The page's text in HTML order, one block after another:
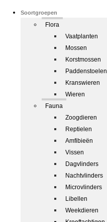
Soortgroepen
Flora
Vaatplanten
Mossen
Korstmossen
Paddenstoelen
Kranswieren
Wieren
Fauna
Zoogdieren
Reptielen
Amfibieën
Vissen
Dagvlinders
Nachtvlinders
Microvlinders
Libellen
Weekdieren